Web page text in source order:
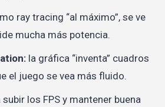
ray tracing “al máximo”, se ve
mucha más potencia.
la gráfica “inventa” cuadros
el juego se vea más fluido.
subir los FPS y mantener buena